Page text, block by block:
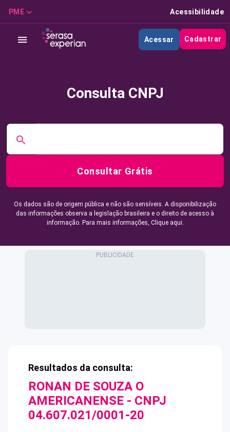
PME Acessibilidade
Acessar Cadastrar
Consulta CNPJ
Consultar Grátis
Os dados são de origem pública e não são sensíveis. A disponibilização
das informações observa a legislação brasileira e o direito de acesso à
informação. Para mais informações, Clique aqui.
Resultados da consulta:
RONAN DE SOUZA O
AMERICANENSE - CNPJ
04.607.021/0001-20